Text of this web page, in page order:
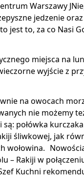
Warszawy
jedzenie
jest to, za co Nasi
miejsca na
wyjście z
na owocach
nie możemy
połówka
śliwkowej, jak
wołowina.
– Rakiji w
Kuchni